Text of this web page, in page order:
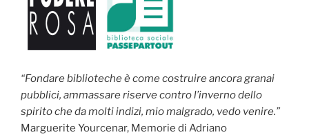
“Fondare biblioteche è come costruire ancora granai
pubblici, ammassare riserve contro l’inverno dello
spirito che da molti indizi, mio malgrado, vedo venire.”
Marguerite Yourcenar, Memorie di Adriano